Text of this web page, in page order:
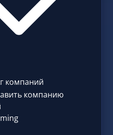
компаний
компанию